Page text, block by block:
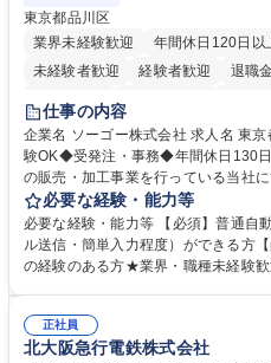
東京都品川区
業界未経験歓迎
年間休日120日以
未経験者歓迎
経験者歓迎 退職
交通費支給
仕事の内容
企業名 ソーゴー株式会社 求人名 東京都品川区【営業アシスタント】未経
験OK◆受発注・事務◆年間休日130日 仕事の内容 樹脂板や建築資材など
の販売・加工事業を行っている当社
いたします。注文対応やWebデータ
か、電話・メール対応等の事務業務を担当します。 ■
Xによる注文対応、Web発注データ
社への発注および加工依頼等 ■納品
当社の指定する業務 募集職種 東京都品川区【営業アシスタント】未経験O
K◆受発注・事務◆年間休日130日
必要な経験・能力等
必要な経験・能力等 【必須】普通自
ル送信・簡単入力程度）ができる方
の経験のある方★業界・職種未経験
変化に臨機応変かつ柔軟に対応でき
れる方を求めています。高度なPCス
正社員
北大阪急行電鉄株式会社